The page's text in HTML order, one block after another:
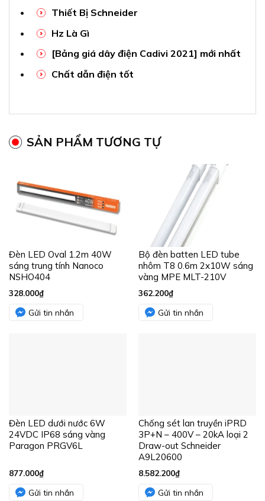
Thiết Bị Schneider
Hz Là Gì
[Bảng giá dây điện Cadivi 2021] mới nhất
Chất dẫn điện tốt
SẢN PHẨM TƯƠNG TỰ
Đèn LED Oval 1.2m 40W
sáng trung tính Nanoco
NSHO404
328.000₫
Gửi tin nhắn
Bộ đèn batten LED tube
nhôm T8 0.6m 2x10W sáng
vàng MPE MLT-210V
362.200₫
Gửi tin nhắn
Đèn LED dưới nước 6W
24VDC IP68 sáng vàng
Paragon PRGV6L
877.000₫
Gửi tin nhắn
Chống sét lan truyền iPRD
3P+N – 400V – 20kA loại 2
Draw-out Schneider
A9L20600
8.582.200₫
Gửi tin nhắn